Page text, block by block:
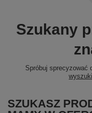
Szukany
Spróbuj sprecyzować
SZUKASZ